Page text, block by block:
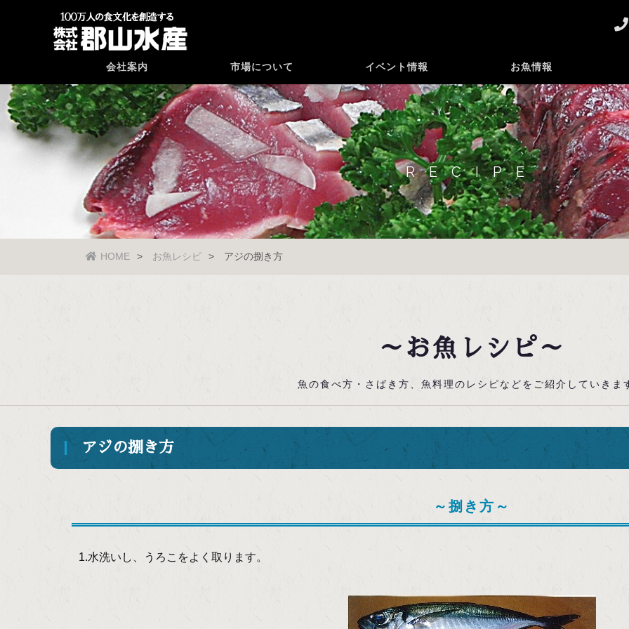
会社案内 市場について イベント情報 お魚情報
RECIPE
HOME お魚レシピ アジの捌き方
～お魚レシピ～
魚の食べ方・さばき方、魚料理のレシピなどをご紹介していきま
アジの捌き方
～捌き方～
1.水洗いし、うろこをよく取ります。